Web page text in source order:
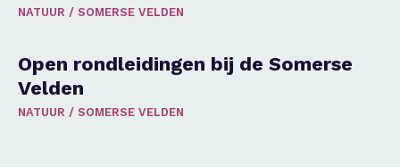
NATUUR / SOMERSE VELDEN
Open rondleidingen bij de Somerse
Velden
NATUUR / SOMERSE VELDEN